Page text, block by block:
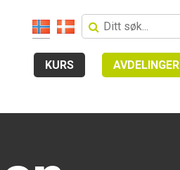
KURS AVDELINGER